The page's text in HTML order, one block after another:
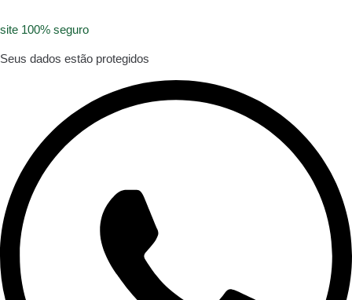
site 100% seguro
Seus dados estão protegidos